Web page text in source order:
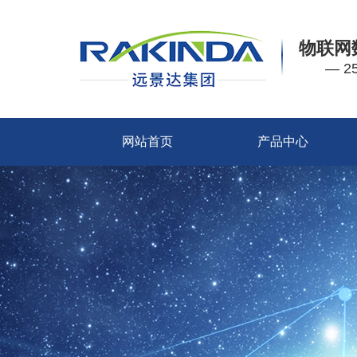
物联网
—
网站首页 产品中心